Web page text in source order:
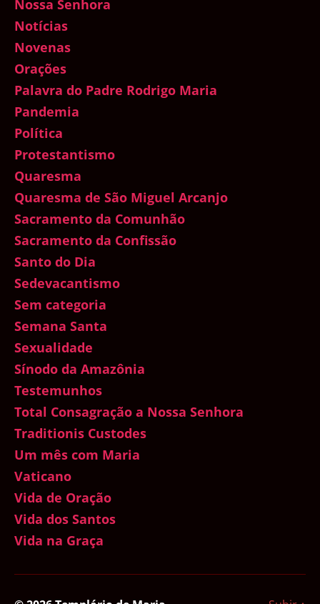
Nossa Senhora
Notícias
Novenas
Orações
Palavra do Padre Rodrigo Maria
Pandemia
Política
Protestantismo
Quaresma
Quaresma de São Miguel Arcanjo
Sacramento da Comunhão
Sacramento da Confissão
Santo do Dia
Sedevacantismo
Sem categoria
Semana Santa
Sexualidade
Sínodo da Amazônia
Testemunhos
Total Consagração a Nossa Senhora
Traditionis Custodes
Um mês com Maria
Vaticano
Vida de Oração
Vida dos Santos
Vida na Graça